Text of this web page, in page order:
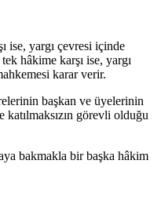
ise, yargı çevresi içinde
hâkime karşı ise, yargı
karar verir.
başkan ve üyelerinin
görevli olduğu
bakmakla bir başka hâkim